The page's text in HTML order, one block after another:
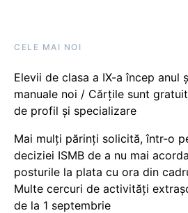
CELE MAI NOI
Elevii de clasa a IX-a încep anul
manuale noi / Cărțile sunt
de profil și specializare
Mai mulți părinți solicită, într-o
deciziei ISMB de a nu mai
posturile la plata cu ora din
Multe cercuri de activități
de la 1 septembrie